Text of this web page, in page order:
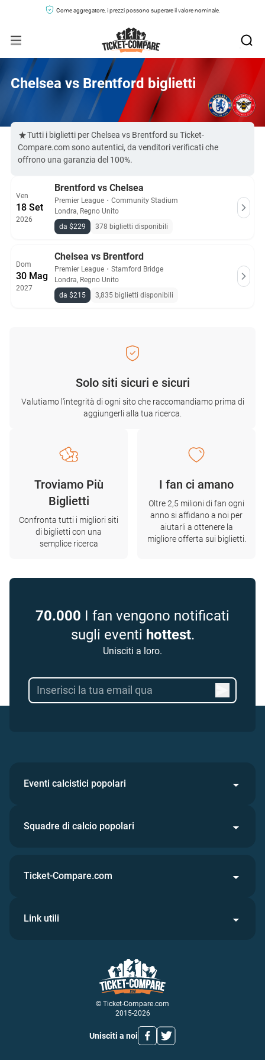
Come aggregatore, i prezzi possono superare il valore nominale.
Chelsea vs Brentford biglietti
Tutti i biglietti per Chelsea vs Brentford su Ticket-
Compare.com sono autentici, da venditori verificati che
offrono una garanzia del 100%.
Ven
18 Set
2026
Brentford vs Chelsea
Premier League ・ Community Stadium
Londra, Regno Unito
da $229
378 biglietti disponibili
Dom
30 Mag
2027
Chelsea vs Brentford
Premier League ・ Stamford Bridge
Londra, Regno Unito
da $215
3,835 biglietti disponibili
Solo siti sicuri e sicuri
Valutiamo l'integrità di ogni sito che raccomandiamo prima di
aggiungerli alla tua ricerca.
Troviamo Più
Biglietti
Confronta tutti i migliori siti
di biglietti con una
semplice ricerca
I fan ci amano
Oltre 2,5 milioni di fan ogni
anno si affidano a noi per
aiutarli a ottenere la
migliore offerta sui biglietti.
70.000 I fan vengono notificati
sugli eventi hottest.
Unisciti a loro.
Eventi calcistici popolari
Squadre di calcio popolari
© Ticket-Compare.com
2015-2026
Unisciti a noi
Ticket-Compare.com
Link utili